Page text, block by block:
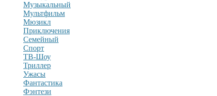
Музыкальный
Мультфильм
Мюзикл
Приключения
Семейный
Спорт
ТВ-Шоу
Триллер
Ужасы
Фантастика
Фэнтези